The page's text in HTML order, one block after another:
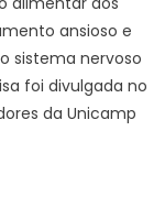
ansioso e
sistema nervoso
foi divulgada no
da Unicamp